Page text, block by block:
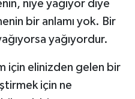
niye yağıyor diye
bir anlamı yok. Bir
yağıyordur.
için elinizden gelen bir
için ne